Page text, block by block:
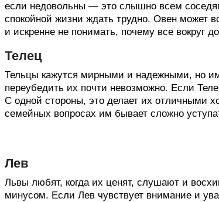
если недовольны — это слышно всем
спокойной жизни ждать трудно. Овен может
и искренне не понимать, почему все вокруг
Телец
Тельцы кажутся мирными и надежными, но
переубедить их почти невозможно. Если
С одной стороны, это делает их отличными
семейных вопросах им бывает сложно
Лев
Львы любят, когда их ценят, слушают и
минусом. Если Лев чувствует внимание и